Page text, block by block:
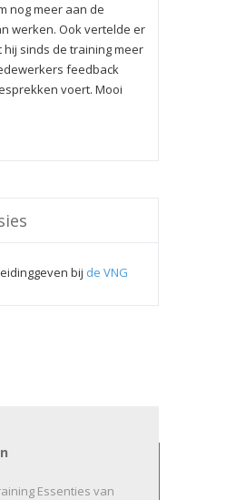
nog meer aan de
werken. Ook vertelde er
sinds de training meer
feedback
voert. Mooi
bij de VNG
Essenties van